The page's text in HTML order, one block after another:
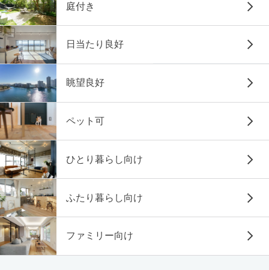
庭付き
日当たり良好
眺望良好
ペット可
ひとり暮らし向け
ふたり暮らし向け
ファミリー向け